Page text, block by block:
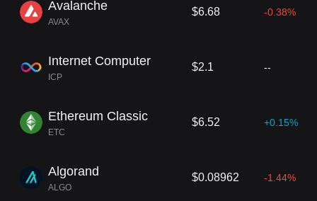
Avalanche
AVAX
$6.68 -0.38%
Internet Computer
ICP
$2.1 --
Ethereum Classic
ETC
$6.52 +0.15%
Algorand
ALGO
$0.08962 -1.44%